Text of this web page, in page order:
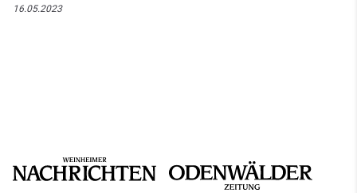
16.05.2023